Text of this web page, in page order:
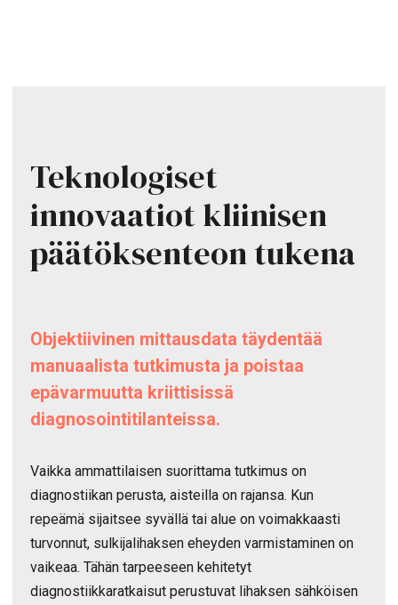
Teknologiset
innovaatiot kliinisen
päätöksenteon tukena
Objektiivinen mittausdata täydentää
manuaalista tutkimusta ja poistaa
epävarmuutta kriittisissä
diagnosointitilanteissa.
Vaikka ammattilaisen suorittama tutkimus on
diagnostiikan perusta, aisteilla on rajansa. Kun
repeämä sijaitsee syvällä tai alue on voimakkaasti
turvonnut, sulkijalihaksen eheyden varmistaminen on
vaikeaa. Tähän tarpeeseen kehitetyt
diagnostiikkaratkaisut perustuvat lihaksen sähköisen